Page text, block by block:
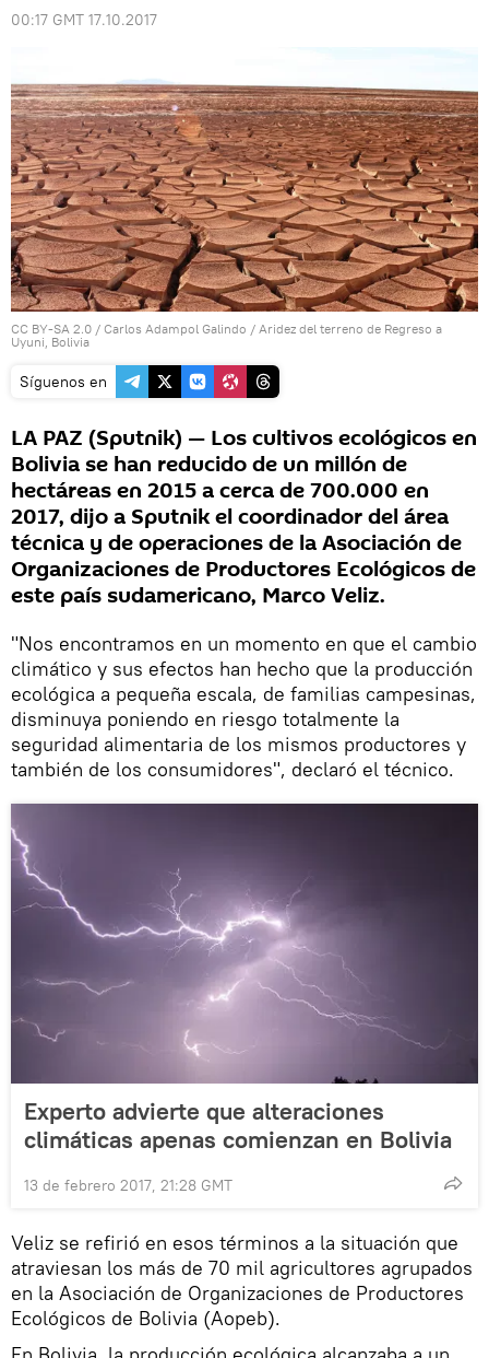
00:17 GMT 17.10.2017
CC BY-SA 2.0 / Carlos Adampol Galindo / Aridez del terreno de Regreso a
Uyuni, Bolivia
Síguenos en
LA PAZ (Sputnik) — Los cultivos ecológicos en
Bolivia se han reducido de un millón de
hectáreas en 2015 a cerca de 700.000 en
2017, dijo a Sputnik el coordinador del área
técnica y de operaciones de la Asociación de
Organizaciones de Productores Ecológicos de
este país sudamericano, Marco Veliz.
"Nos encontramos en un momento en que el cambio
climático y sus efectos han hecho que la producción
ecológica a pequeña escala, de familias campesinas,
disminuya poniendo en riesgo totalmente la
seguridad alimentaria de los mismos productores y
también de los consumidores", declaró el técnico.
Experto advierte que alteraciones
climáticas apenas comienzan en Bolivia
13 de febrero 2017, 21:28 GMT
Veliz se refirió en esos términos a la situación que
atraviesan los más de 70 mil agricultores agrupados
en la Asociación de Organizaciones de Productores
Ecológicos de Bolivia (Aopeb).